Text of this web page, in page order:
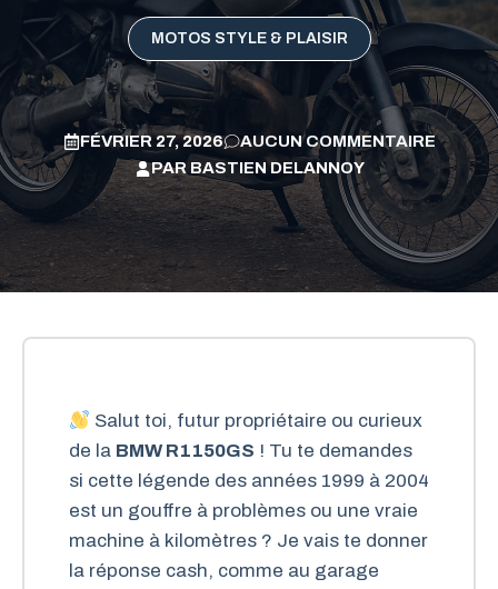
MOTOS STYLE & PLAISIR
FÉVRIER 27, 2026
AUCUN COMMENTAIRE
PAR BASTIEN DELANNOY
Salut toi, futur propriétaire ou curieux
de la BMW R1150GS ! Tu te demandes
si cette légende des années 1999 à 2004
est un gouffre à problèmes ou une vraie
machine à kilomètres ? Je vais te donner
la réponse cash, comme au garage